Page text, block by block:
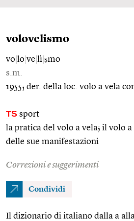
volovelismo
vo lo ve lì ṣmo
s.m.
1955; der. della loc. volo a vela
TS sport
la pratica del volo a vela; il volo a
delle sue manifestazioni
Correzioni e suggerimenti
Condividi
Il dizionario di italiano dalla a